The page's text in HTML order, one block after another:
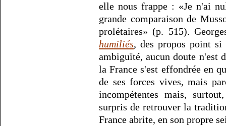
elle nous frappe : «Je n'ai
grande comparaison de
prolétaires» (p. 515).
humiliés, des propos point si
ambiguïté, aucun doute n'est
la France s'est effondrée en
de ses forces vives, mais
incompétentes mais,
surpris de retrouver la
France abrite, en son propre